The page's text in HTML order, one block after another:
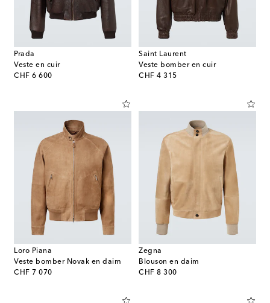
Prada
Veste en cuir
CHF 6 600
original price
Saint Laurent
Veste bomber en cuir
CHF 4 315
original price
Loro Piana
Veste bomber Novak en daim
CHF 7 070
original price
Zegna
Blouson en daim
CHF 8 300
original price